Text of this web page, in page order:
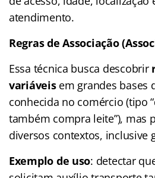
atendimento.
Regras de Associação
Essa técnica busca descobrir
variáveisem grandes bases
conhecida no comércio (tipo
também compra leite”), mas
diversos contextos, inclusive
Exemplo de uso: detectar